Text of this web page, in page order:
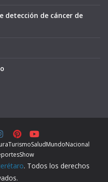
de cáncer de
TurismoSaludMundoNacional
Show
. Todos los derechos